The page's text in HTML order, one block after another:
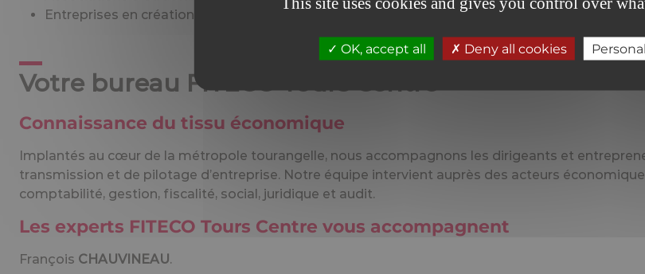
Entreprises en création ou reprise
Votre bureau FITECO Tours Centre
Connaissance du tissu économique
Implantés au cœur de la métropole tourangelle, nous accompagnons les dirigeants et
transmission et de pilotage d’entreprise. Notre équipe intervient auprès des acteurs
comptabilité, gestion, fiscalité, social, juridique et audit.
Les experts FITECO Tours Centre vous accompagnent
François CHAUVINEAU.
OK, accept all Deny all cookies